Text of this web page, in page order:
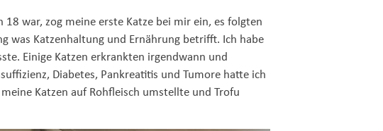
18 war, zog meine erste Katze bei mir ein, es folgten
was Katzenhaltung und Ernährung betrifft. Ich habe
Einige Katzen erkrankten irgendwann und
Diabetes, Pankreatitis und Tumore hatte ich
Katzen auf Rohfleisch umstellte und Trofu